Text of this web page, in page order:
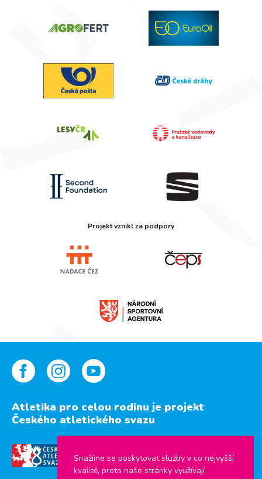
Projekt vznikl za podpory
Atletika pro celou rodinu je projekt
Českého atletického svazu
Snažíme se poskytovat služby v co nejvyšší
kvalitě, proto naše stránky využívají